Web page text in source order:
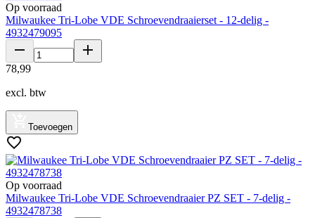
Op voorraad
Milwaukee Tri-Lobe VDE Schroevendraaierset - 12-delig -
4932479095
78,99
excl. btw
Toevoegen
Op voorraad
Milwaukee Tri-Lobe VDE Schroevendraaier PZ SET - 7-delig -
4932478738